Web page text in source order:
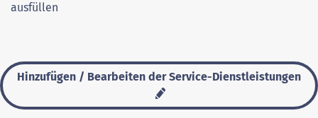
ausfüllen
Hinzufügen / Bearbeiten der Service-Dienstleistungen